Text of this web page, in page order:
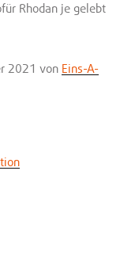
Rhodan je gelebt
2021 von Eins-A-